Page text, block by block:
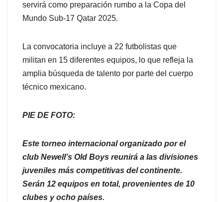
servirá como preparación rumbo a la Copa del
Mundo Sub-17 Qatar 2025.
La convocatoria incluye a 22 futbolistas que
militan en 15 diferentes equipos, lo que refleja la
amplia búsqueda de talento por parte del cuerpo
técnico mexicano.
PIE DE FOTO:
Este torneo internacional organizado por el
club Newell’s Old Boys reunirá a las divisiones
juveniles más competitivas del continente.
Serán 12 equipos en total, provenientes de 10
clubes y ocho países.